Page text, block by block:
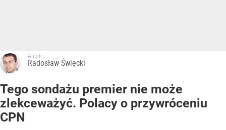
Autor:
Radosław Święcki
Tego sondażu premier nie może
zlekceważyć. Polacy o przywróceniu
CPN